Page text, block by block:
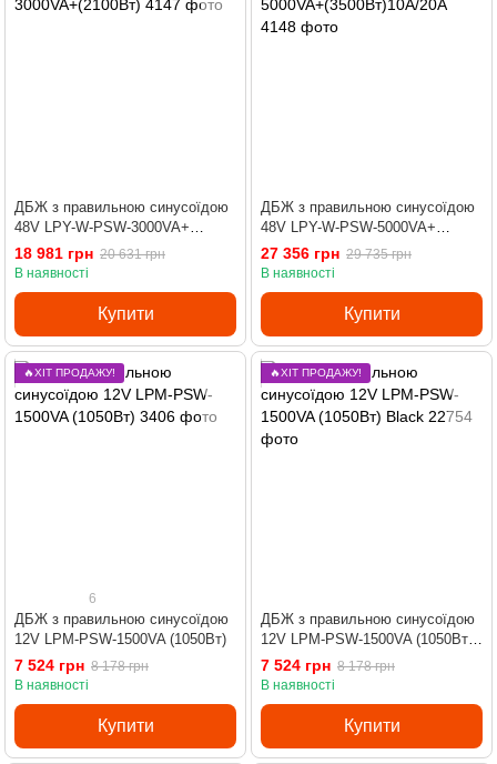
ДБЖ з правильною синусоїдою
48V LPY-W-PSW-3000VA+
(2100Вт)
18 981 грн 20 631 грн
В наявності
Купити
ДБЖ з правильною синусоїдою
48V LPY-W-PSW-5000VA+
(3500Вт)10A/20A
27 356 грн 29 735 грн
В наявності
Купити
🔥ХІТ ПРОДАЖУ!
6
ДБЖ з правильною синусоїдою
12V LPM-PSW-1500VA (1050Вт)
7 524 грн 8 178 грн
В наявності
Купити
🔥ХІТ ПРОДАЖУ!
ДБЖ з правильною синусоїдою
12V LPM-PSW-1500VA (1050Вт)
Black
7 524 грн 8 178 грн
В наявності
Купити